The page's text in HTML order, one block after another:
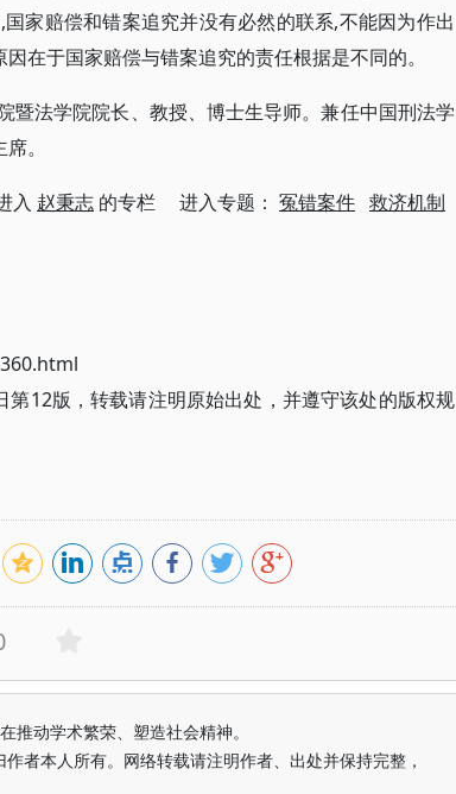
家赔偿和错案追究并没有必然的联系,不能因为作出
在于国家赔偿与错案追究的责任根据是不同的。
暨法学院院长、教授、博士生导师。兼任中国刑法学
。
入 赵秉志 的专栏 进入专题： 冤错案件 救济机制
12版，转载请注明原始出处，并遵守该处的版权规
动学术繁荣、塑造社会精神。
者本人所有。网络转载请注明作者、出处并保持完整，